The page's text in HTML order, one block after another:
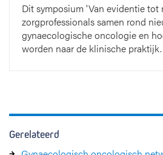
t
u
m
:
c
a
t
i
e
Dit symposium 'Van evidentie
zorgprofessionals samen rond
gynaecologische oncologie en
worden naar de klinische praktijk.
Gerelateerd